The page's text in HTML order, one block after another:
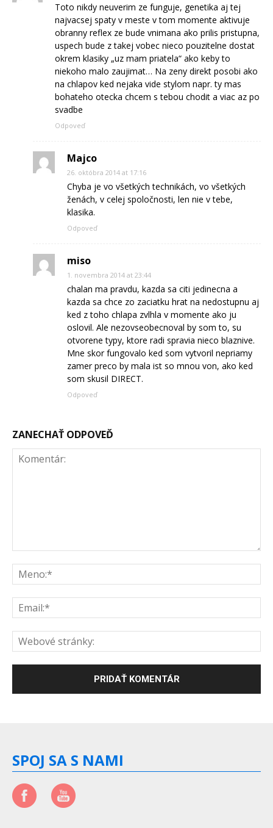
Toto nikdy neuverim ze funguje, genetika aj tej
najvacsej spaty v meste v tom momente aktivuje
obranny reflex ze bude vnimana ako prilis pristupna,
uspech bude z takej vobec nieco pouzitelne dostat
okrem klasiky „uz mam priatela“ ako keby to
niekoho malo zaujimat… Na zeny direkt posobi ako
na chlapov ked nejaka vide stylom napr. ty mas
bohateho otecka chcem s tebou chodit a viac az po
svadbe
Odpoveď
Majco
26. októbra 2014 at 17:16
Chyba je vo všetkých technikách, vo všetkých
ženách, v celej spoločnosti, len nie v tebe,
klasika.
Odpoveď
miso
1. novembra 2014 at 23:44
chalan ma pravdu, kazda sa citi jedinecna a
kazda sa chce zo zaciatku hrat na nedostupnu aj
ked z toho chlapa zvlhla v momente ako ju
oslovil. Ale nezovseobecnoval by som to, su
otvorene typy, ktore radi spravia nieco blaznive.
Mne skor fungovalo ked som vytvoril nepriamy
zamer preco by mala ist so mnou von, ako ked
som skusil DIRECT.
Odpoveď
ZANECHAŤ ODPOVEĎ
SPOJ SA S NAMI